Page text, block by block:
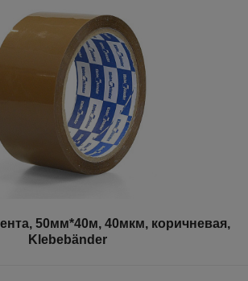
50мм*40м, 40мкм, коричневая,
Klebebänder